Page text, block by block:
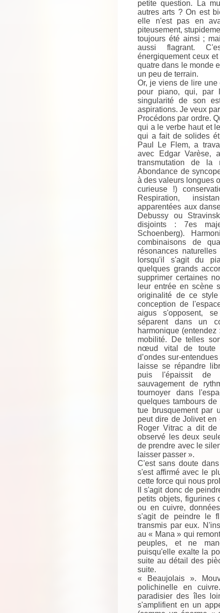
petite question. La
autres arts ? On est
elle n'est pas en
piteusement,
toujours été ainsi ;
aussi flagrant.
énergiquement ceux
quatre dans le monde
un peu de terrain.
Or, je viens de lire
pour piano, qui, par
singularité de son
aspirations. Je veux
Procédons par ordre.
qui a le verbe haut et
qui a fait de solides
Paul Le Flem, a
avec Edgar Varèse,
transmutation de
Abondance de
à des valeurs longues
curieuse !)
Respiration,
apparentées aux
Debussy ou
disjoints : 7es
Schoenberg).
combinaisons de
résonances
lorsqu'il s'agit du
quelques grands
supprimer certaines
leur entrée en scène
originalité de ce
conception de
aigus s'opposent,
séparent dans un
harmonique
mobilité. De telles
nœud vital de toute
d’ondes sur-
laisse se répandre
puis l'épaissit de
sauvagement de
tournoyer dans
quelques tambours
tue brusquement par
peut dire de Jolivet
Roger Vitrac a dit
observé les deux
de prendre avec le
laisser passer ».
C'est sans doute
s'est affirmé avec le
cette force qui nous
II s'agit donc de
petits objets, figurines
ou en cuivre,
s'agit de peindre le
transmis par eux.
au « Mana » qui
peuples, et ne
puisqu'elle exalte la
suite au détail des
suite.
« Beaujolais ».
polichinelle en
paradisier des îles
s'amplifient en un